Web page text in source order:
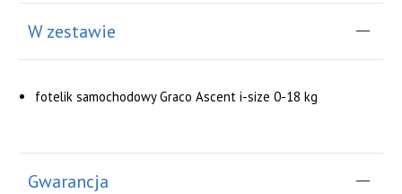
W zestawie
fotelik samochodowyGraco Ascent i-size 0-18 kg
Gwarancja